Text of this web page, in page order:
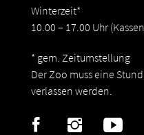
Winterzeit*
10.00 – 17.00 Uhr
* gem. Zeitumstellung
Der Zoo muss eine
verlassen werden.